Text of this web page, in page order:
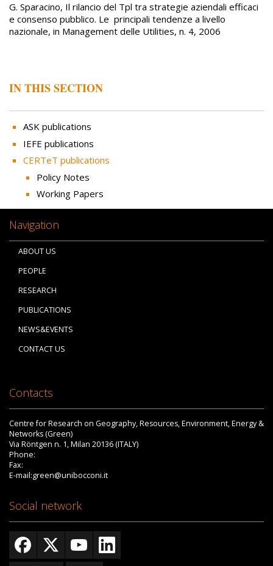
IN THIS SECTION
ASK publications
IEFE publications
CERTeT publications
Policy Notes
Working Papers
G. Sparacino, Il rilancio del Tpl tra strategie aziendali efficaci
e consenso pubblico. Le principali tendenze a livello
nazionale, in Management delle Utilities, n. 4, 2006
Navigation
ABOUT US
PEOPLE
RESEARCH
PUBLICATIONS
NEWS&EVENTS
CONTACT US
Contacts
Centre for Research on Geography, Resources, Environment, Energy &
Networks (Green)
Via Röntgen n. 1, Milan 20136 (ITALY)
Phone:
Fax:
E-mail:green@unibocconi.it
Social network